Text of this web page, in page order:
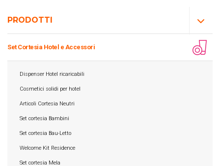
PRODOTTI
Set Cortesia Hotel e Accessori
Dispenser Hotel ricaricabili
Cosmetici solidi per hotel
Articoli Cortesia Neutri
Set cortesia Bambini
Set cortesia Bau-Letto
Welcome Kit Residence
Set cortesia Mela